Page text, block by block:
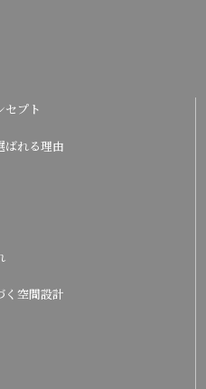
セプト
ばれる理由
く空間設計